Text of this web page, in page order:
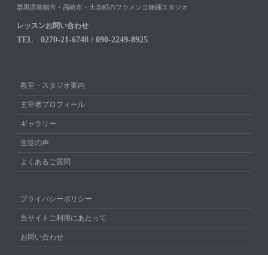
群馬県前橋市・高崎市・大泉町のフラメンコ舞踊スタジオ
レッスンお問い合わせ
TEL 0270-21-6748 / 090-2249-8925
教室・スタジオ案内
主宰者プロフィール
ギャラリー
生徒の声
よくあるご質問
プライバシーポリシー
当サイトご利用にあたって
お問い合わせ